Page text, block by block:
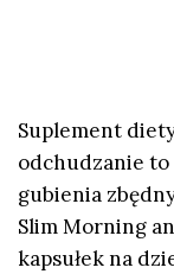
Suplement
odchudzanie to
gubienia
Slim Morning
kapsułek na